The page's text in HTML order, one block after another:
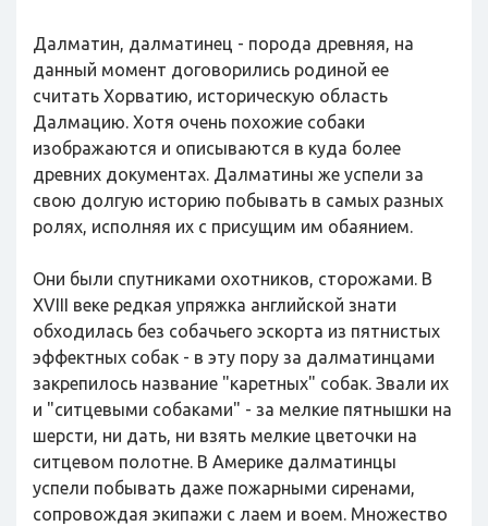
Далматин, далматинец - порода древняя, на
данный момент договорились родиной ее
считать Хорватию, историческую область
Далмацию. Хотя очень похожие собаки
изображаются и описываются в куда более
древних документах. Далматины же успели за
свою долгую историю побывать в самых разных
ролях, исполняя их с присущим им обаянием.
Они были спутниками охотников, сторожами. В
XVIII веке редкая упряжка английской знати
обходилась без собачьего эскорта из пятнистых
эффектных собак - в эту пору за далматинцами
закрепилось название "каретных" собак. Звали их
и "ситцевыми собаками" - за мелкие пятнышки на
шерсти, ни дать, ни взять мелкие цветочки на
ситцевом полотне. В Америке далматинцы
успели побывать даже пожарными сиренами,
сопровождая экипажи с лаем и воем. Множество